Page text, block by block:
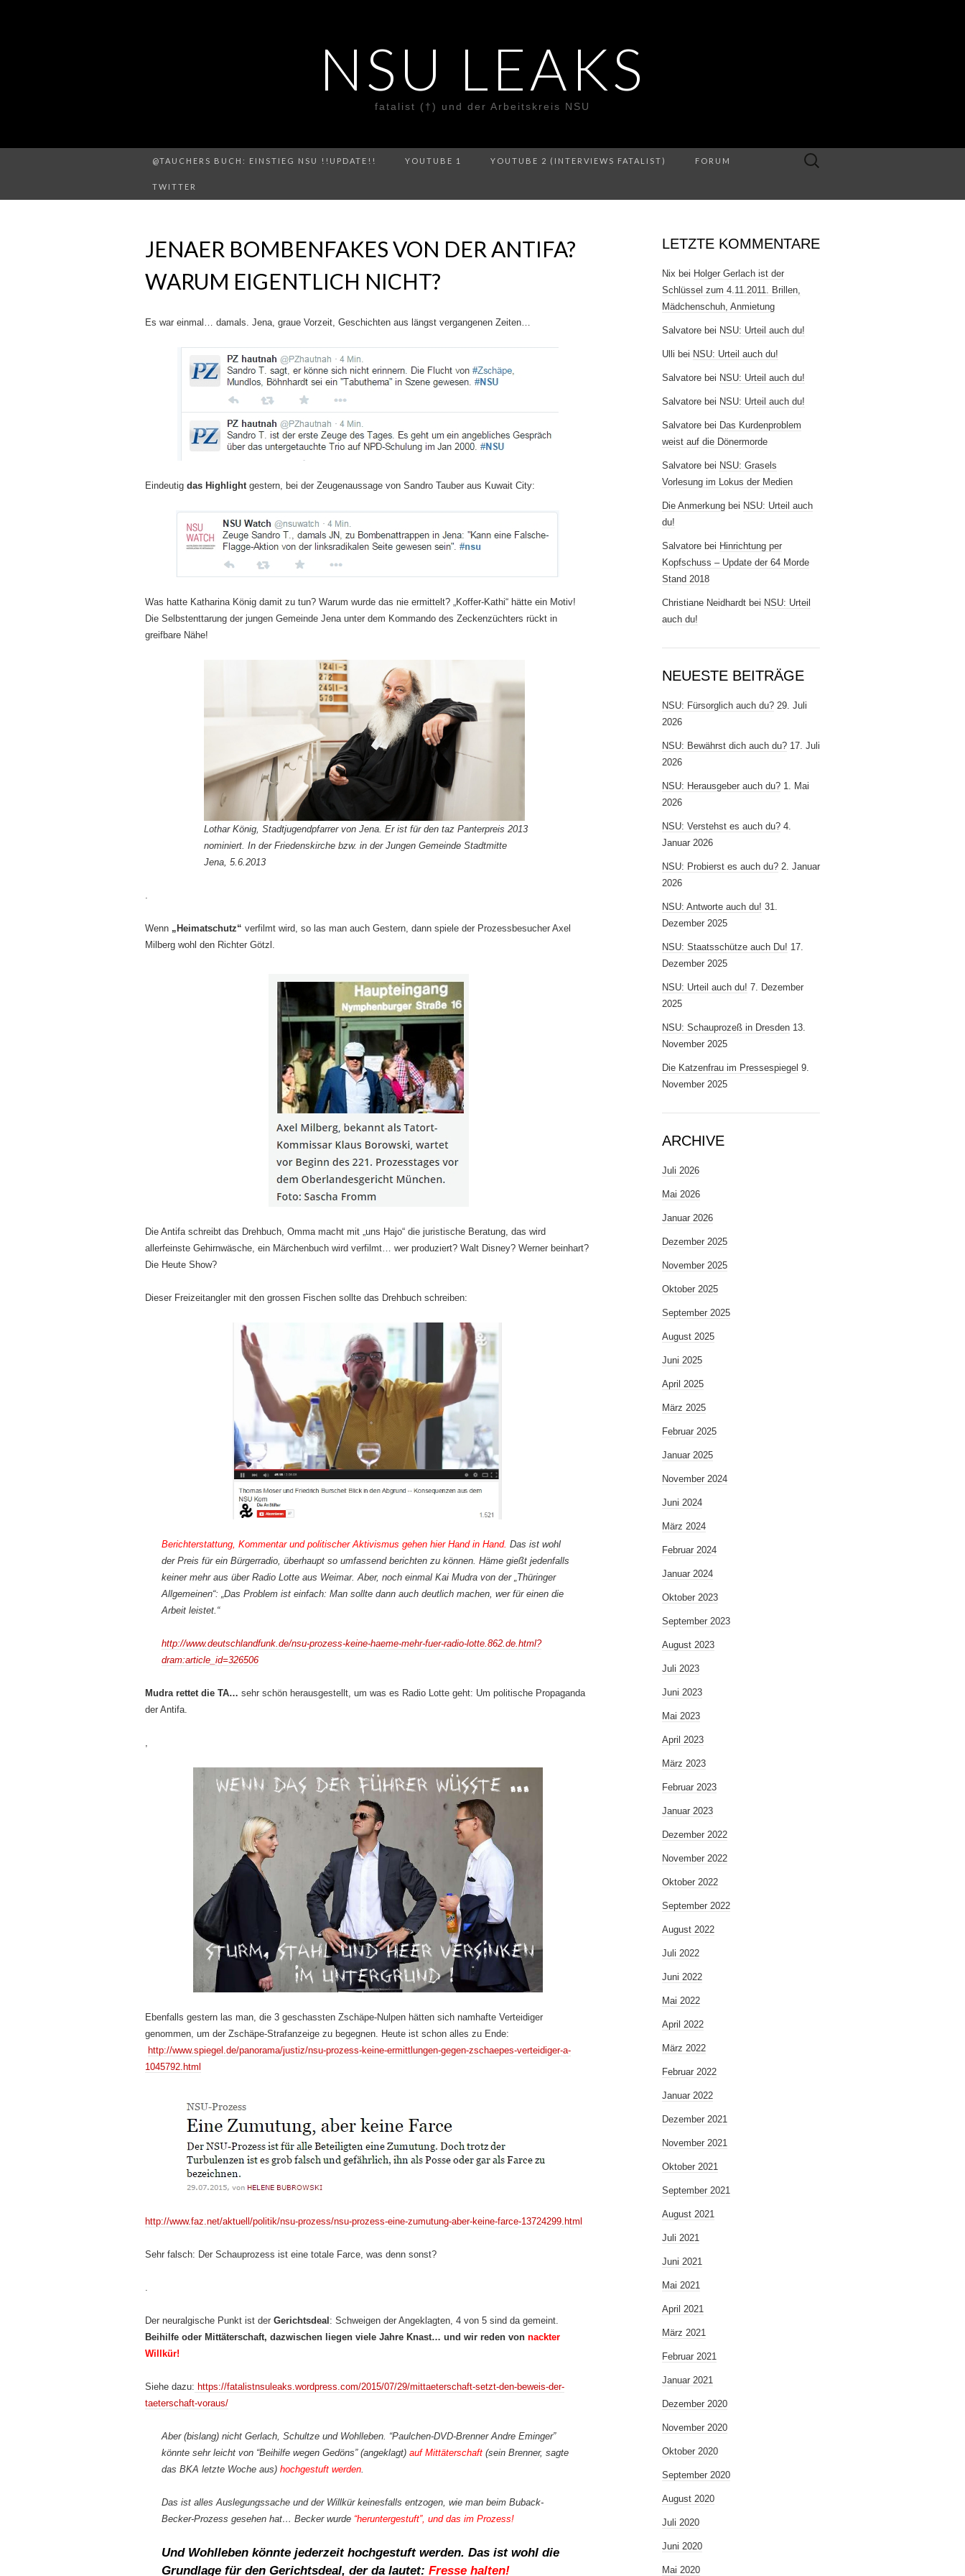
NSU LEAKS
fatalist (†) und der Arbeitskreis NSU
@TAUCHERS BUCH: EINSTIEG NSU !!UPDATE!! YOUTUBE 1 YOUTUBE 2 (INTERVIEWS FATALIST) FORUM
TWITTER
Suche
JENAER BOMBENFAKES VON DER ANTIFA?
WARUM EIGENTLICH NICHT?
Es war einmal… damals. Jena, graue Vorzeit, Geschichten aus längst vergangenen Zeiten…
Eindeutig das Highlightgestern, bei der Zeugenaussage von Sandro Tauber aus Kuwait City:
Was hatte Katharina König damit zu tun? Warum wurde das nie ermittelt? „Koffer-Kathi“ hätte ein Motiv!
Die Selbstenttarung der jungen Gemeinde Jena unter dem Kommando des Zeckenzüchters rückt in
greifbare Nähe!
Lothar König, Stadtjugendpfarrer von Jena. Er ist für den taz Panterpreis 2013
nominiert. In der Friedenskirche bzw. in der Jungen Gemeinde Stadtmitte
Jena, 5.6.2013
Wenn „Heimatschutz“ verfilmt wird, so las man auch Gestern, dann spiele der Prozessbesucher Axel
Milberg wohl den Richter Götzl.
Die Antifa schreibt das Drehbuch, Omma macht mit „uns Hajo“ die juristische Beratung, das wird
allerfeinste Gehirnwäsche, ein Märchenbuch wird verfilmt… wer produziert? Walt Disney? Werner beinhart?
Die Heute Show?
Dieser Freizeitangler mit den grossen Fischen sollte das Drehbuch schreiben:
Berichterstattung, Kommentar und politischer Aktivismus gehen hier Hand in Hand. Das ist wohl
der Preis für ein Bürgerradio, überhaupt so umfassend berichten zu können. Häme gießt jedenfalls
keiner mehr aus über Radio Lotte aus Weimar. Aber, noch einmal Kai Mudra von der „Thüringer
Allgemeinen“: „Das Problem ist einfach: Man sollte dann auch deutlich machen, wer für einen die
Arbeit leistet.“
http://www.deutschlandfunk.de/nsu-prozess-keine-haeme-mehr-fuer-radio-lotte.862.de.html?
dram:article_id=326506
Mudra rettet die TA… sehr schön herausgestellt, um was es Radio Lotte geht: Um politische Propaganda
der Antifa.
,
Ebenfalls gestern las man, die 3 geschassten Zschäpe-Nulpen hätten sich namhafte Verteidiger
genommen, um der Zschäpe-Strafanzeige zu begegnen. Heute ist schon alles zu Ende:
http://www.spiegel.de/panorama/justiz/nsu-prozess-keine-ermittlungen-gegen-zschaepes-verteidiger-a-
1045792.html
http://www.faz.net/aktuell/politik/nsu-prozess/nsu-prozess-eine-zumutung-aber-keine-farce-13724299.html
Sehr falsch: Der Schauprozess ist eine totale Farce, was denn sonst?
Der neuralgische Punkt ist der Gerichtsdeal: Schweigen der Angeklagten, 4 von 5 sind da gemeint.
Beihilfe oder Mittäterschaft, dazwischen liegen viele Jahre Knast… und wir reden von nackter
Willkür!
Siehe dazu: https://fatalistnsuleaks.wordpress.com/2015/07/29/mittaeterschaft-setzt-den-beweis-der-
taeterschaft-voraus/
Aber (bislang) nicht Gerlach, Schultze und Wohlleben. “Paulchen-DVD-Brenner Andre Eminger”
könnte sehr leicht von “Beihilfe wegen Gedöns” (angeklagt) auf Mittäterschaft (sein Brenner, sagte
das BKA letzte Woche aus) hochgestuft werden
Das ist alles Auslegungssache und der Willkür keinesfalls entzogen, wie man beim Buback-
Becker-Prozess gesehen hat… Becker wurde “heruntergestuft”, und das im Prozess!
Und Wohlleben könnte jederzeit hochgestuft werden. Das ist wohl die
Grundlage für den Gerichtsdeal, der da lautet: Fresse halten!
LETZTE KOMMENTARE
Nix bei Holger Gerlach ist der
Schlüssel zum 4.11.2011. Brillen,
Mädchenschuh, Anmietung
Salvatore bei NSU: Urteil auch du!
Ulli bei NSU: Urteil auch du!
Salvatore bei NSU: Urteil auch du!
Salvatore bei NSU: Urteil auch du!
Salvatore bei Das Kurdenproblem
weist auf die Dönermorde
Salvatore bei NSU: Grasels
Vorlesung im Lokus der Medien
Die Anmerkung bei NSU: Urteil auch
du!
Salvatore bei Hinrichtung per
Kopfschuss – Update der 64 Morde
Stand 2018
Christiane Neidhardt bei NSU: Urteil
auch du!
NEUESTE BEITRÄGE
NSU: Fürsorglich auch du? 29. Juli
2026
NSU: Bewährst dich auch du? 17. Juli
2026
NSU: Herausgeber auch du? 1. Mai
2026
NSU: Verstehst es auch du? 4.
Januar 2026
NSU: Probierst es auch du? 2. Januar
2026
NSU: Antworte auch du! 31.
Dezember 2025
NSU: Staatsschütze auch Du! 17.
Dezember 2025
NSU: Urteil auch du! 7. Dezember
2025
NSU: Schauprozeß in Dresden 13.
November 2025
Die Katzenfrau im Pressespiegel 9.
November 2025
ARCHIVE
Juli 2026
Mai 2026
Januar 2026
Dezember 2025
November 2025
Oktober 2025
September 2025
August 2025
Juni 2025
April 2025
März 2025
Februar 2025
Januar 2025
November 2024
Juni 2024
März 2024
Februar 2024
Januar 2024
Oktober 2023
September 2023
August 2023
Juli 2023
Juni 2023
Mai 2023
April 2023
März 2023
Februar 2023
Januar 2023
Dezember 2022
November 2022
Oktober 2022
September 2022
August 2022
Juli 2022
Juni 2022
Mai 2022
April 2022
März 2022
Februar 2022
Januar 2022
Dezember 2021
November 2021
Oktober 2021
September 2021
August 2021
Juli 2021
Juni 2021
Mai 2021
April 2021
März 2021
Februar 2021
Januar 2021
Dezember 2020
November 2020
Oktober 2020
September 2020
August 2020
Juli 2020
Juni 2020
Mai 2020